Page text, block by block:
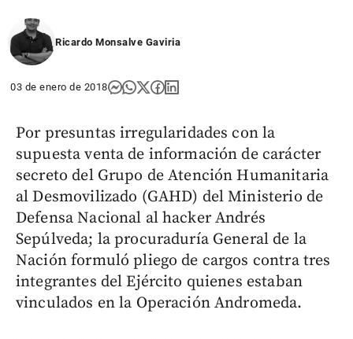
Ricardo Monsalve Gaviria
03 de enero de 2018
Por presuntas irregularidades con la
supuesta venta de información de carácter
secreto del Grupo de Atención Humanitaria
al Desmovilizado (GAHD) del Ministerio de
Defensa Nacional al hacker Andrés
Sepúlveda; la procuraduría General de la
Nación formuló pliego de cargos contra tres
integrantes del Ejército quienes estaban
vinculados en la Operación Andromeda.